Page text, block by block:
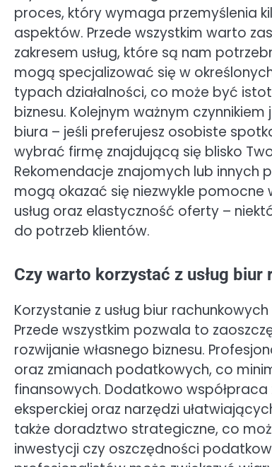
proces, który wymaga przemyślenia
aspektów. Przede wszystkim warto
zakresem usług, które są nam
mogą specjalizować się w
typach działalności, co może być
biznesu. Kolejnym ważnym
biura – jeśli preferujesz osobiste
wybrać firmę znajdującą się blisko
Rekomendacje znajomych lub innych
mogą okazać się niezwykle
usług oraz elastyczność oferty –
do potrzeb klientów.
Czy warto korzystać z usług biur
Korzystanie z usług biur
Przede wszystkim pozwala to
rozwijanie własnego biznesu.
oraz zmianach podatkowych, co
finansowych. Dodatkowo
eksperckiej oraz narzędzi
także doradztwo strategiczne, co
inwestycji czy oszczędności